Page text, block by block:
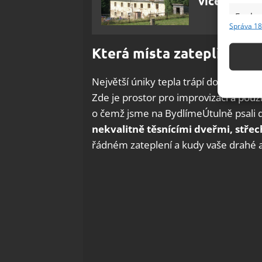
Funkce
Správa
Která místa zateplit
Největší úniky tepla trápí domácnosti
Zde je prostor pro improvizaci a
o čemž jsme na BydlímeÚtulně psali
nekvalitně těsnícími dveřmi,
řádném zateplení a kudy vaše drahé